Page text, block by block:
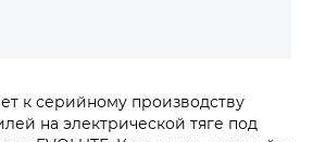
к серийному производству
на электрической тяге под